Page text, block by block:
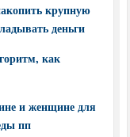
крупную
деньги
как
и женщине для
пп